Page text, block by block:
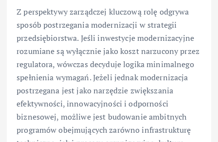
Z perspektywy zarządczej kluczową rolę odgrywa
sposób postrzegania modernizacji w strategii
przedsiębiorstwa. Jeśli inwestycje modernizacyjne
rozumiane są wyłącznie jako koszt narzucony przez
regulatora, wówczas decyduje logika minimalnego
spełnienia wymagań. Jeżeli jednak modernizacja
postrzegana jest jako narzędzie zwiększania
efektywności, innowacyjności i odporności
biznesowej, możliwe jest budowanie ambitnych
programów obejmujących zarówno infrastrukturę